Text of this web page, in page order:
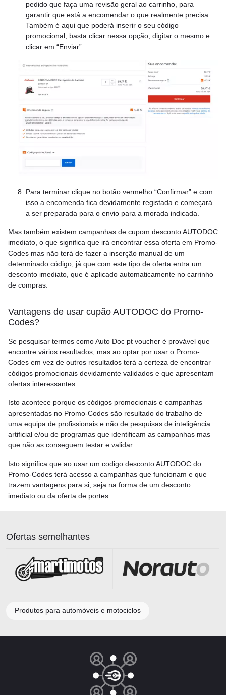
pedido que faça uma revisão geral ao carrinho, para
garantir que está a encomendar o que realmente precisa.
Também é aqui que poderá inserir o seu código
promocional, basta clicar nessa opção, digitar o mesmo e
clicar em “Enviar”.
Para terminar clique no botão vermelho “Confirmar” e com
isso a encomenda fica devidamente registada e começará
a ser preparada para o envio para a morada indicada.
Mas também existem campanhas de cupom desconto AUTODOC
imediato, o que significa que irá encontrar essa oferta em Promo-
Codes mas não terá de fazer a inserção manual de um
determinado código, já que com este tipo de oferta entra um
desconto imediato, que é aplicado automaticamente no carrinho
de compras.
Vantagens de usar cupão AUTODOC do Promo-
Codes?
Se pesquisar termos como Auto Doc pt voucher é provável que
encontre vários resultados, mas ao optar por usar o Promo-
Codes em vez de outros resultados terá a certeza de encontrar
códigos promocionais devidamente validados e que apresentam
ofertas interessantes.
Isto acontece porque os códigos promocionais e campanhas
apresentadas no Promo-Codes são resultado do trabalho de
uma equipa de profissionais e não de pesquisas de inteligência
artificial e/ou de programas que identificam as campanhas mas
que não as conseguem testar e validar.
Isto significa que ao usar um codigo desconto AUTODOC do
Promo-Codes terá acesso a campanhas que funcionam e que
trazem vantagens para si, seja na forma de um desconto
imediato ou da oferta de portes.
Ofertas semelhantes
Produtos para automóveis e motociclos